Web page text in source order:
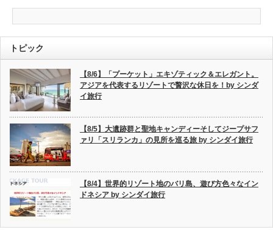
トピック
【8/6】「プーケット」エキゾティック＆エレガント。
アジアを代表するリゾートで贅沢な休日を！by シンダ
イ旅行
【8/5】大遺跡群と聖地キャンディーそしてジープサフ
ァリ「スリランカ」の見所を巡る旅 by シンダイ旅行
【8/4】世界的リゾート地のバリ島、遊び方色々なイン
ドネシア by シンダイ旅行